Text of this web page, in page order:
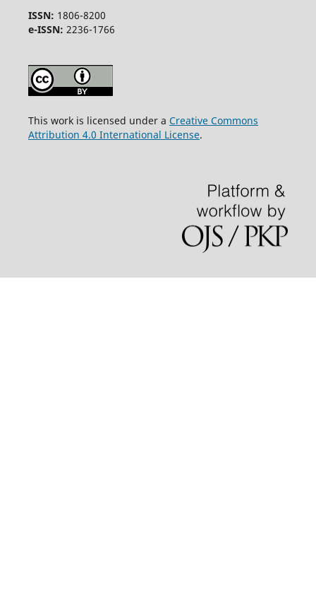
ISSN: 1806-8200
e-ISSN: 2236-1766
This work is licensed under a Creative Commons
Attribution 4.0 International License.